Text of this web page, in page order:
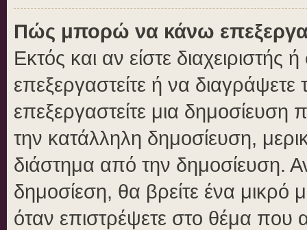
Πώς μπορώ να κάνω
Εκτός και αν είστε διαχειριστής
επεξεργαστείτε ή να
επεξεργαστείτε μια δημοσίευση
την κατάλληλη δημοσίευση,
διάστημα από την δημοσίευση.
δημοσίεση, θα βρείτε ένα
όταν επιστρέψετε στο θέμα που